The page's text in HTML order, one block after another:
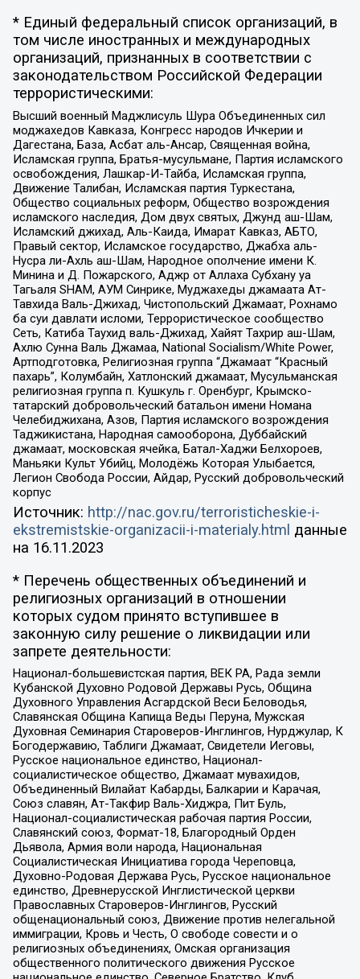
* Единый федеральный список организаций, в
том числе иностранных и международных
организаций, признанных в соответствии с
законодательством Российской Федерации
террористическими:
Высший военный Маджлисуль Шура Объединенных сил
моджахедов Кавказа, Конгресс народов Ичкерии и
Дагестана, База, Асбат аль-Ансар, Священная война,
Исламская группа, Братья-мусульмане, Партия исламского
освобождения, Лашкар-И-Тайба, Исламская группа,
Движение Талибан, Исламская партия Туркестана,
Общество социальных реформ, Общество возрождения
исламского наследия, Дом двух святых, Джунд аш-Шам,
Исламский джихад, Аль-Каида, Имарат Кавказ, АБТО,
Правый сектор, Исламское государство, Джабха аль-
Нусра ли-Ахль аш-Шам, Народное ополчение имени К.
Минина и Д. Пожарского, Аджр от Аллаха Субхану уа
Тагьаля SHAM, АУМ Синрике, Муджахеды джамаата Ат-
Тавхида Валь-Джихад, Чистопольский Джамаат, Рохнамо
ба суи давлати исломи, Террористическое сообщество
Сеть, Катиба Таухид валь-Джихад, Хайят Тахрир аш-Шам,
Ахлю Сунна Валь Джамаа, National Socialism/White Power,
Артподготовка, Религиозная группа “Джамаат “Красный
пахарь”, Колумбайн, Хатлонский джамаат, Мусульманская
религиозная группа п. Кушкуль г. Оренбург, Крымско-
татарский добровольческий батальон имени Номана
Челебиджихана, Азов, Партия исламского возрождения
Таджикистана, Народная самооборона, Дуббайский
джамаат, московская ячейка, Батал-Хаджи Белхороев,
Маньяки Культ Убийц, Молодёжь Которая Улыбается,
Легион Свобода России, Айдар, Русский добровольческий
корпус
Источник: http://nac.gov.ru/terroristicheskie-i-
ekstremistskie-organizacii-i-materialy.html данные
на 16.11.2023
* Перечень общественных объединений и
религиозных организаций в отношении
которых судом принято вступившее в
законную силу решение о ликвидации или
запрете деятельности:
Национал-большевистская партия, ВЕК РА, Рада земли
Кубанской Духовно Родовой Державы Русь, Община
Духовного Управления Асгардской Веси Беловодья,
Славянская Община Капища Веды Перуна, Мужская
Духовная Семинария Староверов-Инглингов, Нурджулар, К
Богодержавию, Таблиги Джамаат, Свидетели Иеговы,
Русское национальное единство, Национал-
социалистическое общество, Джамаат мувахидов,
Объединенный Вилайат Кабарды, Балкарии и Карачая,
Союз славян, Ат-Такфир Валь-Хиджра, Пит Буль,
Национал-социалистическая рабочая партия России,
Славянский союз, Формат-18, Благородный Орден
Дьявола, Армия воли народа, Национальная
Социалистическая Инициатива города Череповца,
Духовно-Родовая Держава Русь, Русское национальное
единство, Древнерусской Инглистической церкви
Православных Староверов-Инглингов, Русский
общенациональный союз, Движение против нелегальной
иммиграции, Кровь и Честь, О свободе совести и о
религиозных объединениях, Омская организация
общественного политического движения Русское